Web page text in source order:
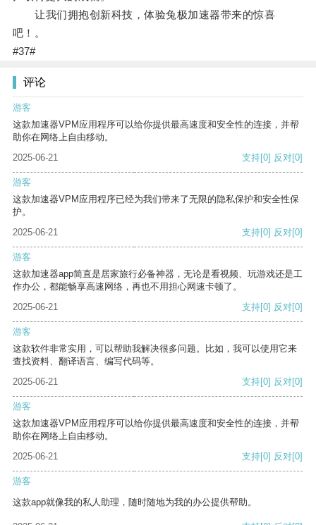
让我们拥抱创新科技，体验兔极加速器带来的惊喜
吧！。
#37#
评论
游客
这款加速器VPM应用程序可以给你提供最高速度和安全性的连接，并帮
助你在网络上自由移动。
2025-06-21
支持[0] 反对[0]
游客
这款加速器VPM应用程序已经为我们带来了无限的隐私保护和安全性保
护。
2025-06-21
支持[0] 反对[0]
游客
这款加速器app简直是居家旅行必备神器，无论是看视频、玩游戏还是工
作办公，都能畅享高速网络，再也不用担心网速卡顿了。
2025-06-21
支持[0] 反对[0]
游客
这款软件非常实用，可以帮助我解决很多问题。比如，我可以使用它来
查找资料、翻译语言、编写代码等。
2025-06-21
支持[0] 反对[0]
游客
这款加速器VPM应用程序可以给你提供最高速度和安全性的连接，并帮
助你在网络上自由移动。
2025-06-21
支持[0] 反对[0]
游客
这款app就像我的私人助理，随时随地为我的办公提供帮助。